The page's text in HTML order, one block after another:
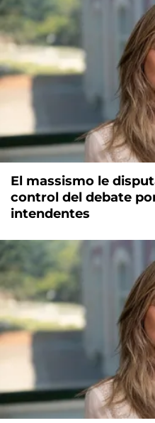
El massismo le
control del debate
intendentes